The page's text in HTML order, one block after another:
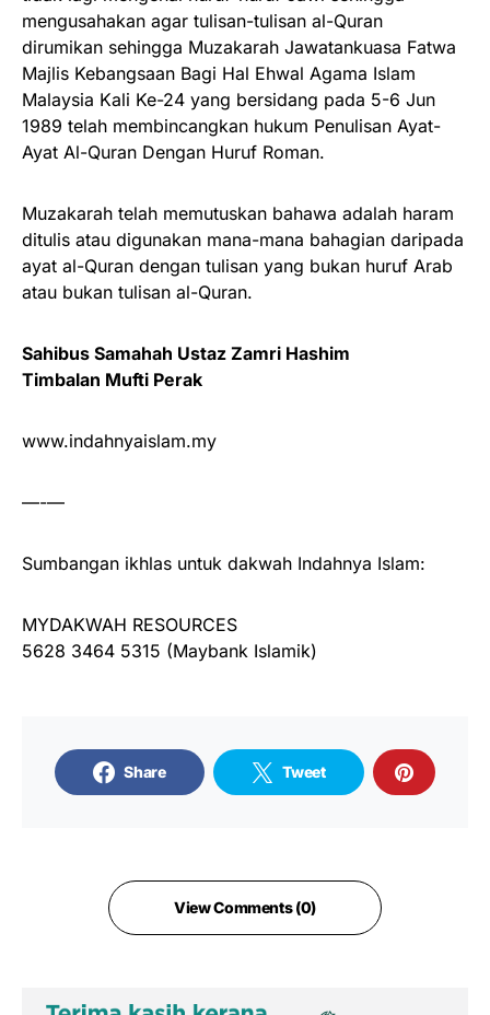
mengusahakan agar tulisan-tulisan al-Quran
dirumikan sehingga Muzakarah Jawatankuasa Fatwa
Majlis Kebangsaan Bagi Hal Ehwal Agama Islam
Malaysia Kali Ke-24 yang bersidang pada 5-6 Jun
1989 telah membincangkan hukum Penulisan Ayat-
Ayat Al-Quran Dengan Huruf Roman.
Muzakarah telah memutuskan bahawa adalah haram
ditulis atau digunakan mana-mana bahagian daripada
ayat al-Quran dengan tulisan yang bukan huruf Arab
atau bukan tulisan al-Quran.
Sahibus Samahah Ustaz Zamri Hashim
Timbalan Mufti Perak
www.indahnyaislam.my
—-—
Sumbangan ikhlas untuk dakwah Indahnya Islam:
MYDAKWAH RESOURCES
5628 3464 5315 (Maybank Islamik)
Share Tweet
View Comments (0)